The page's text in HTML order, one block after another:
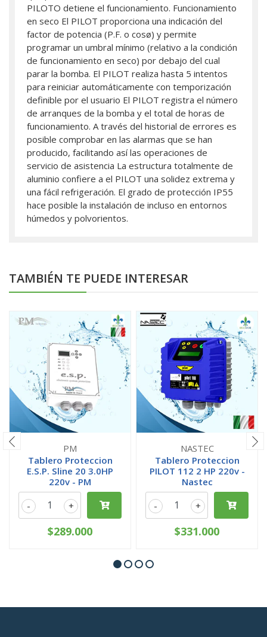
PILOTO detiene el funcionamiento. Funcionamiento
en seco El PILOT proporciona una indicación del
factor de potencia (P.F. o cosø) y permite
programar un umbral mínimo (relativo a la condición
de funcionamiento en seco) por debajo del cual
parar la bomba. El PILOT realiza hasta 5 intentos
para reiniciar automáticamente con temporización
definible por el usuario El PILOT registra el número
de arranques de la bomba y el total de horas de
funcionamiento. A través del historial de errores es
posible comprobar en las alarmas que se han
producido, facilitando así las operaciones de
servicio de asistencia La estructura totalmente de
aluminio confiere a el PILOT una solidez extrema y
una fácil refrigeración. El grado de protección IP55
hace posible la instalación de incluso en entornos
húmedos y polvorientos.
TAMBIÉN TE PUEDE INTERESAR
PM
Tablero Proteccion
E.S.P. Sline 20 3.0HP
220v - PM
+
-
$289.000
NASTEC
Tablero Proteccion
PILOT 112 2 HP 220v -
Nastec
+
-
$331.000